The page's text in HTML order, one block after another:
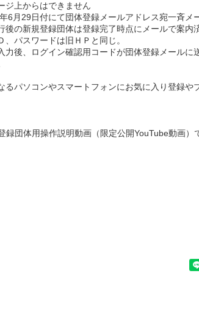
ジ上からはできません
6月29日付にて団体登録メールアドレス宛一斉メ
の新規登録団体は登録完了時点にメールで案内
パスワードは旧ＨＰと同じ。
後、ログイン確認用コードが団体登録メールに
パソコンやスマートフォンにお気に入り登録や
団体用操作説明動画（限定公開YouTube動画）